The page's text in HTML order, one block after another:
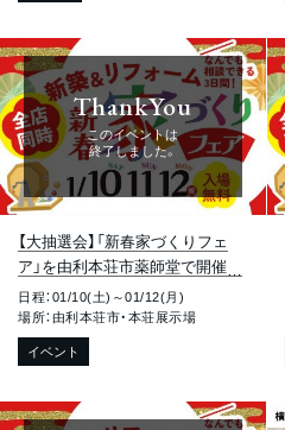
ThankYou
このイベントは
終了しました。
【大抽選会】「新春家づくりフェ
ア」を由利本荘市薬師堂で開催し
ます！
日程：01/10(土)～01/12(月)
場所：由利本荘市・本荘展示場
イベント